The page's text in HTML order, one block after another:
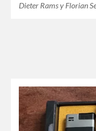
Dieter Rams y Florian